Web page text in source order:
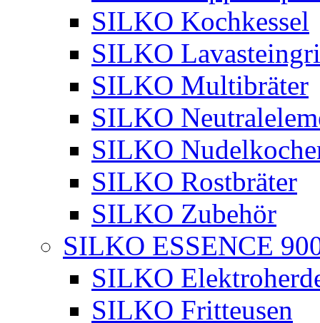
SILKO Kochkessel
SILKO
SILKO Multibräter
SILKO
SILKO
SILKO Rostbräter
SILKO Zubehör
SILKO ESSENCE
SILKO
SILKO Fritteusen